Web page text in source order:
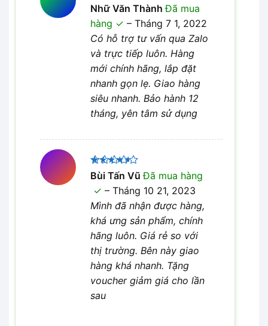
Được xếp
5 5
sao
Nhữ Văn ThànhĐã mua
hàng
– Tháng 7 1, 2022
Có hỗ trợ tư vấn qua Zalo
và trực tiếp luôn. Hàng
mới chính hãng, lắp đặt
nhanh gọn lẹ. Giao hàng
siêu nhanh. Bảo hành 12
tháng, yên tâm sử dụng
Được
xếp hạng
45 sao
Bùi Tấn VũĐã mua hàng
– Tháng 10 21, 2023
Mình đã nhận được hàng,
khá ưng sản phẩm, chính
hãng luôn. Giá rẻ so với
thị trường. Bên này giao
hàng khá nhanh. Tặng
voucher giảm giá cho lần
sau